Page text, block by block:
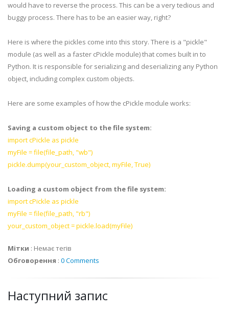
would have to reverse the process. This can be a very tedious and
buggy process. There has to be an easier way, right?
Here is where the pickles come into this story. There is a "pickle"
module (as well as a faster cPickle module) that comes built in to
Python. It is responsible for serializing and deserializing any Python
object, including complex custom objects.
Here are some examples of how the cPickle module works:
Saving a custom object to the file system:
import cPickle as pickle
myFile = file(file_path, "wb")
pickle.dump(your_custom_object, myFile, True)
Loading a custom object from the file system:
import cPickle as pickle
myFile = file(file_path, "rb")
your_custom_object = pickle.load(myFile)
Мітки : Немає тегів
Обговорення : 0 Comments
Наступний запис